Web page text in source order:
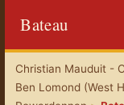
Bateau
Christian Mauduit -
Ben Lomond (West